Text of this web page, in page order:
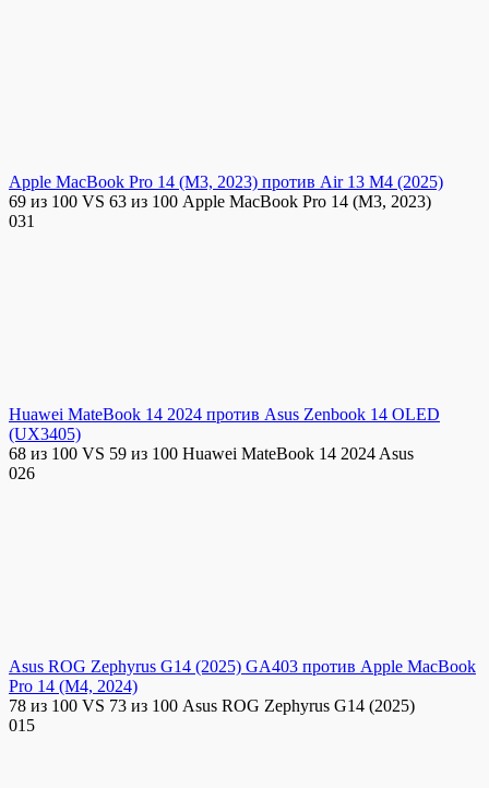
Apple MacBook Pro 14 (M3, 2023) против Air 13 M4 (2025)
69 из 100 VS 63 из 100 Apple MacBook Pro 14 (M3, 2023)
031
Huawei MateBook 14 2024 против Asus Zenbook 14 OLED
(UX3405)
68 из 100 VS 59 из 100 Huawei MateBook 14 2024 Asus
026
Asus ROG Zephyrus G14 (2025) GA403 против Apple MacBook
Pro 14 (M4, 2024)
78 из 100 VS 73 из 100 Asus ROG Zephyrus G14 (2025)
015